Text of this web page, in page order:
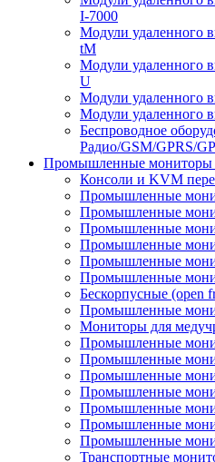
I-7000
Модули удаленного
tM
Модули удаленного
U
Модули удаленного
Модули удаленного
Беспроводное
Радио/GSM/GPRS/
Промышленные мониторы
Консоли и KVM
Промышленные
Промышленные
Промышленные
Промышленные
Промышленные
Промышленные
Бескорпусные (open
Промышленные
Мониторы для
Промышленные
Промышленные
Промышленные
Промышленные
Промышленные
Промышленные
Промышленные
Транспортные